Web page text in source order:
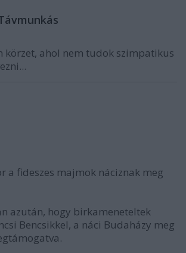
körzet, ahol nem tudok szimpatikus
a fideszes majmok náciznak meg
azután, hogy birkameneteltek
Bencsikkel, a náci Budaházy meg